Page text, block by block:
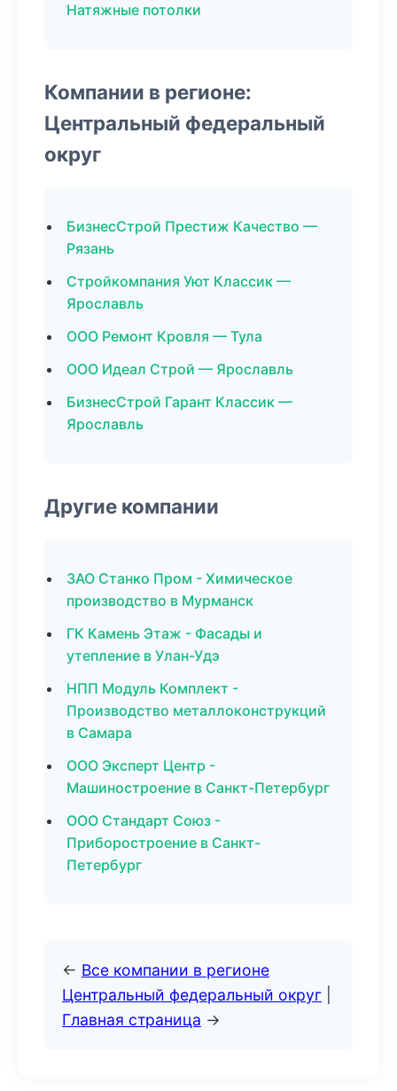
Натяжные потолки
Компании в регионе:
Центральный федеральный
округ
БизнесСтрой Престиж Качество —
Рязань
Стройкомпания Уют Классик —
Ярославль
ООО Ремонт Кровля — Тула
ООО Идеал Строй — Ярославль
БизнесСтрой Гарант Классик —
Ярославль
Другие компании
ЗАО Станко Пром - Химическое
производство в Мурманск
ГК Камень Этаж - Фасады и
утепление в Улан-Удэ
НПП Модуль Комплект -
Производство металлоконструкций
в Самара
ООО Эксперт Центр -
Машиностроение в Санкт-Петербург
ООО Стандарт Союз -
Приборостроение в Санкт-
Петербург
← Все компании в регионе
Центральный федеральный округ
Главная страница →